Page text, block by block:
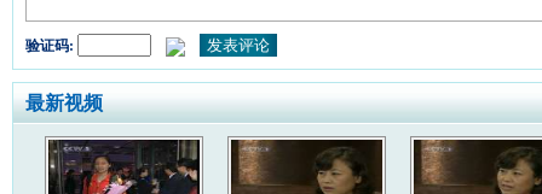
验证码:
最新视频